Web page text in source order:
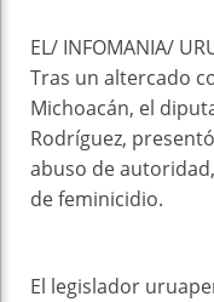
EL/ INFOMANIA/
Tras un altercado
Michoacán, el
Rodríguez,
abuso de
de feminicidio.
El legislador